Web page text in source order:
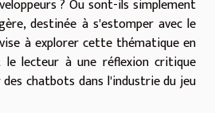
? Ou sont-ils simplement
destinée à s'estomper avec le
à explorer cette thématique en
le lecteur à une réflexion critique
chatbots dans l'industrie du jeu